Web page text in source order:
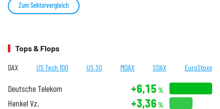
Zum Sektorvergleich
Tops & Flops
DAX US Tech 100 US 30 MDAX SDAX EuroStoxx
Deutsche Telekom +6,15 %
Henkel Vz. +3,36 %